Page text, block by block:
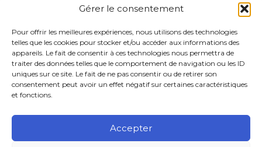
Gérer le consentement
Pour offrir les meilleures expériences, nous utilisons des technologies
telles que les cookies pour stocker et/ou accéder aux informations des
appareils. Le fait de consentir à ces technologies nous permettra de
traiter des données telles que le comportement de navigation ou les ID
uniques sur ce site. Le fait de ne pas consentir ou de retirer son
consentement peut avoir un effet négatif sur certaines caractéristiques
et fonctions.
Accepter
Clavier Recherches,
21400 Puits - France
support@human-
research.com